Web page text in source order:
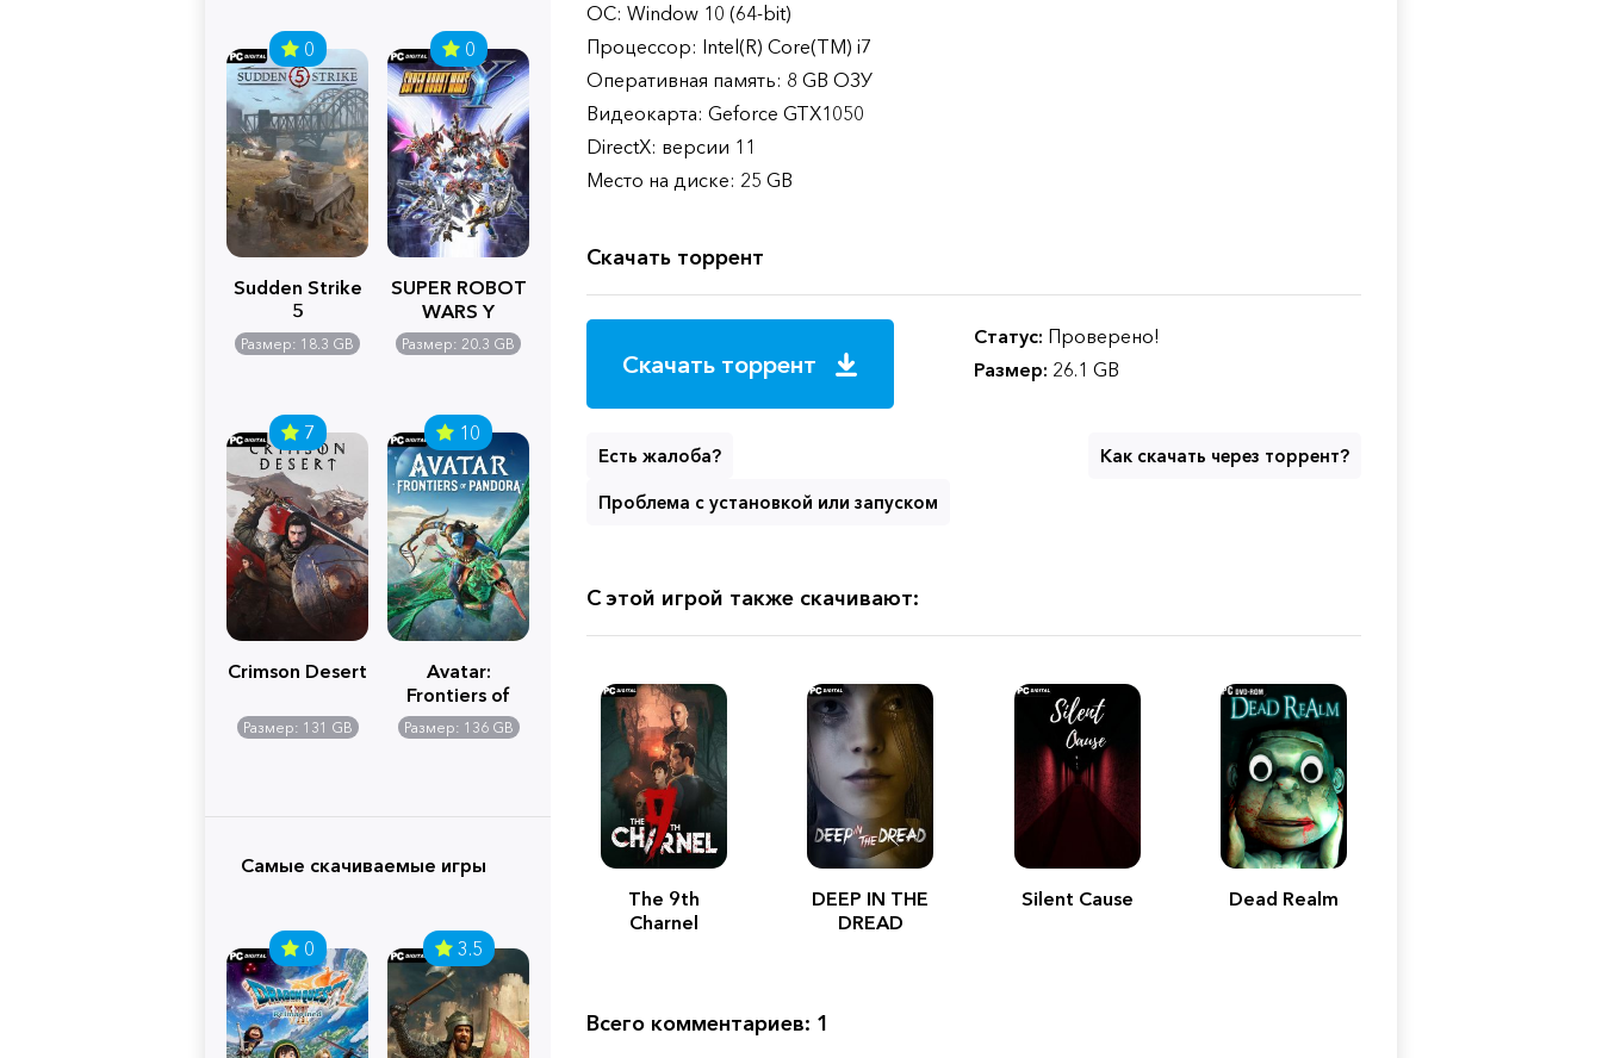
0
Sudden Strike
5
Размер: 18.3 GB
0
SUPER ROBOT
WARS Y
Размер: 20.3 GB
7
Crimson Desert
Размер: 131 GB
10
Avatar:
Frontiers of
Pandora
Размер: 136 GB
Самые скачиваемые игры
0 3.5
ОС: Window 10 (64-bit)
Процессор: Intel(R) Core(TM) i7
Оперативная память: 8 GB ОЗУ
Видеокарта: Geforce GTX1050
DirectX: версии 11
Место на диске: 25 GB
Скачать торрент
Скачать торрент
Статус: Проверено!
Размер: 26.1 GB
Есть жалоба? Как скачать через торрент?
Проблема с установкой или запуском
С этой игрой также скачивают:
The 9th
Charnel
DEEP IN THE
DREAD
Silent Cause Dead Realm
Всего комментариев: 1